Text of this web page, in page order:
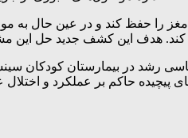
را حفظ کند و در عین حال به
کند. هدف این کشف جدید حل
در بیمارستان کودکان